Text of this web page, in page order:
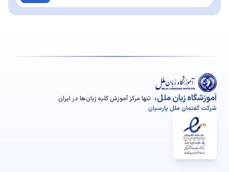
آموزشگاه زبان ملل، تنها مرکز آموزش کلیه زبان‌ها در ایران
شرکت گفتمان ملل پارسیان